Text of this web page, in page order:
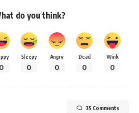
do you think?
0
Sleepy
0
Angry
0
Dead
0
Wink
0
35 Comments